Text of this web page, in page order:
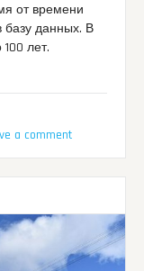
от времени
базу данных. В
лет.
a comment